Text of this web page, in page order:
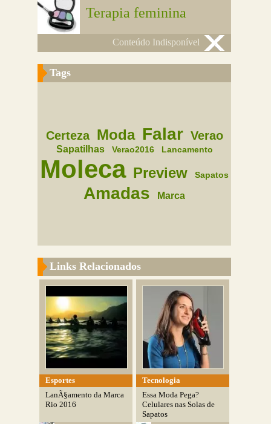
Terapia feminina
Conteúdo Indisponível
Tags
Certeza Moda Falar Verao
Sapatilhas Verao2016 Lancamento
Moleca Preview Sapatos
Amadas Marca
Links Relacionados
Esportes
LanÃ§amento da Marca
Rio 2016
Tecnologia
Essa Moda Pega?
Celulares nas Solas de
Sapatos